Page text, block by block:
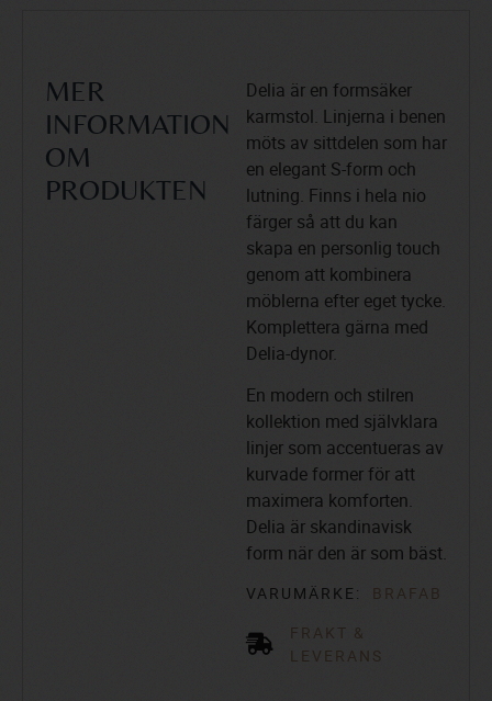
MER
INFORMATION
OM
PRODUKTEN
Delia är en formsäker
karmstol. Linjerna i benen
möts av sittdelen som har
en elegant S-form och
lutning. Finns i hela nio
färger så att du kan
skapa en personlig touch
genom att kombinera
möblerna efter eget tycke.
Komplettera gärna med
Delia-dynor.
En modern och stilren
kollektion med självklara
linjer som accentueras av
kurvade former för att
maximera komforten.
Delia är skandinavisk
form när den är som bäst.
VARUMÄRKE:
BRAFAB
FRAKT &
LEVERANS